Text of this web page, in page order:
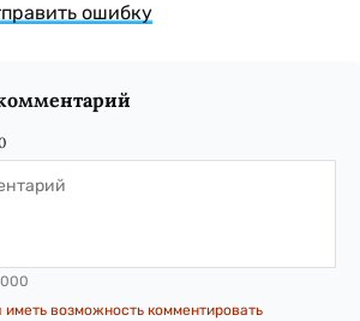
ошибку
иметь возможность комментировать